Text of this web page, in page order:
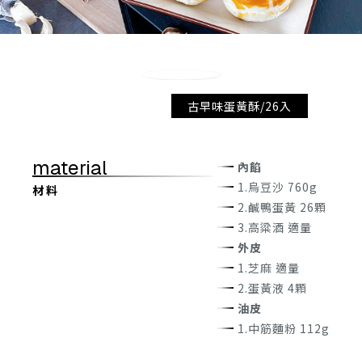
古早味蛋黃酥/26入
material
材 料
內餡
1.烏豆沙 760g
2.鹹鴨蛋黃 26顆
3.高粱酒 適量
外皮
1.芝麻 適量
2.蛋黃液 4顆
油皮
1.中筋麵粉 112g